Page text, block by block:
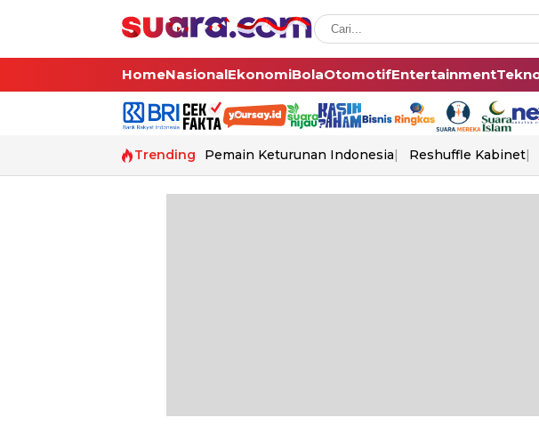
HomeNasionalEkonomiBolaOtomotifEntertainment
Trending Pemain Keturunan Indonesia Reshuffle Kabinet